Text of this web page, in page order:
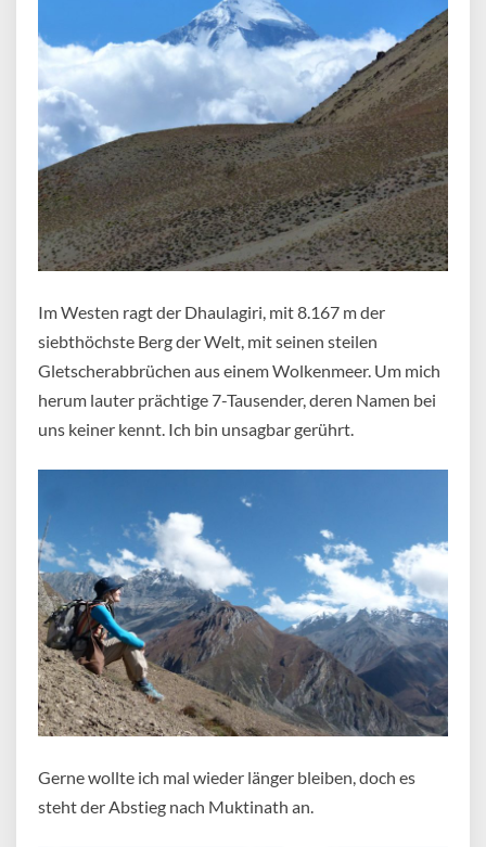
Im Westen ragt der Dhaulagiri, mit 8.167 m der
siebthöchste Berg der Welt, mit seinen steilen
Gletscherabbrüchen aus einem Wolkenmeer. Um mich
herum lauter prächtige 7-Tausender, deren Namen bei
uns keiner kennt. Ich bin unsagbar gerührt.
Gerne wollte ich mal wieder länger bleiben, doch es
steht der Abstieg nach Muktinath an.